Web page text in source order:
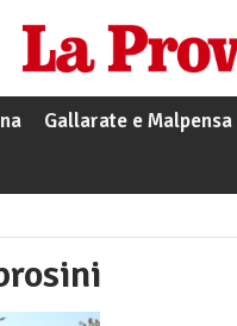
Gallarate e Malpensa